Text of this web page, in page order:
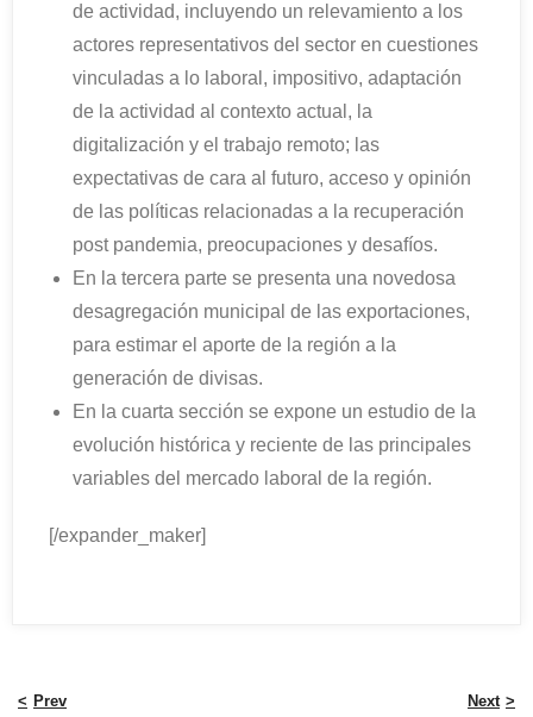
de actividad, incluyendo un relevamiento a los
actores representativos del sector en cuestiones
vinculadas a lo laboral, impositivo, adaptación
de la actividad al contexto actual, la
digitalización y el trabajo remoto; las
expectativas de cara al futuro, acceso y opinión
de las políticas relacionadas a la recuperación
post pandemia, preocupaciones y desafíos.
En la tercera parte se presenta una novedosa
desagregación municipal de las exportaciones,
para estimar el aporte de la región a la
generación de divisas.
En la cuarta sección se expone un estudio de la
evolución histórica y reciente de las principales
variables del mercado laboral de la región.
[/expander_maker]
Prev Next